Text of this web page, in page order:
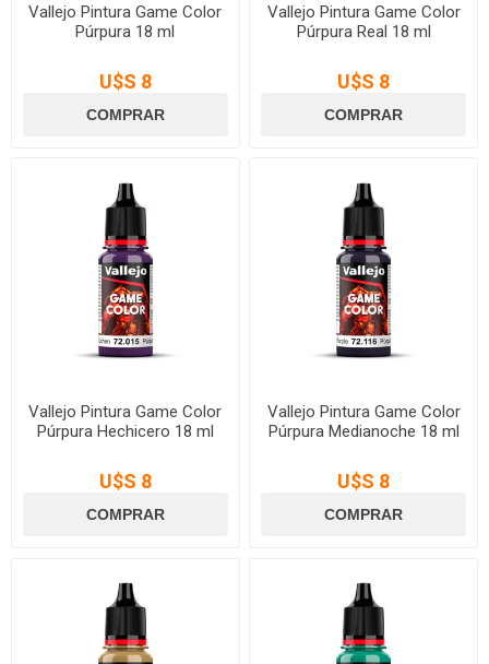
Vallejo Pintura Game Color
Púrpura 18 ml
U$S 8
Vallejo Pintura Game Color
Púrpura Real 18 ml
U$S 8
Vallejo Pintura Game Color
Púrpura Hechicero 18 ml
U$S 8
Vallejo Pintura Game Color
Púrpura Medianoche 18 ml
U$S 8